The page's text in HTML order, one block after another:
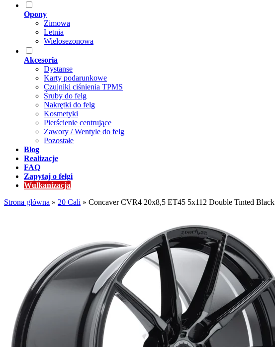
Opony
Zimowa
Letnia
Wielosezonowa
Akcesoria
Dystanse
Karty podarunkowe
Czujniki ciśnienia TPMS
Śruby do felg
Nakrętki do felg
Kosmetyki
Pierścienie centrujące
Zawory / Wentyle do felg
Pozostałe
Blog
Realizacje
FAQ
Zapytaj o felgi
Wulkanizacja
Strona główna » 20 Cali » Concaver CVR4 20x8,5 ET45 5x112 Double Tinted Black